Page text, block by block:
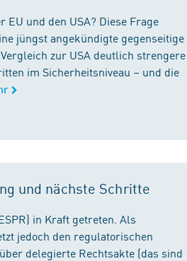
und den USA? Diese Frage
jüngst angekündigte gegenseitige
zur USA deutlich strengere
im Sicherheitsniveau – und die
und nächste Schritte
in Kraft getreten. Als
jedoch den regulatorischen
delegierte Rechtsakte (das sind